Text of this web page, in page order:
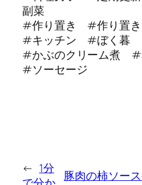
副菜
#作り置き #作り置
#キッチン #ぼく暮
#かぶのクリーム煮
#ソーセージ
← 1分
豚肉の柿ソー